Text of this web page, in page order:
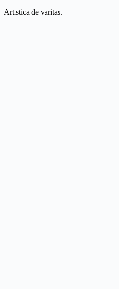
Artistica de varitas.